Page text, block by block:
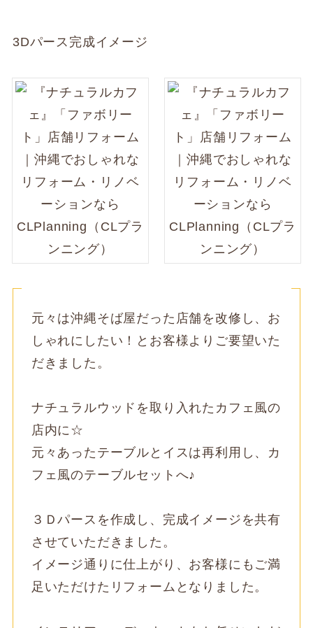
3Dパース完成イメージ
元々は沖縄そば屋だった店舗を改修し、お
しゃれにしたい！とお客様よりご要望いた
だきました。
ナチュラルウッドを取り入れたカフェ風の
店内に☆
​元々あったテーブルとイスは再利用し、カ
フェ風のテーブルセットへ♪
３Ｄパースを作成し、完成イメージを共有
させていただきました。
イメージ通りに仕上がり、お客様にもご満
足いただけたリフォームとなりました。